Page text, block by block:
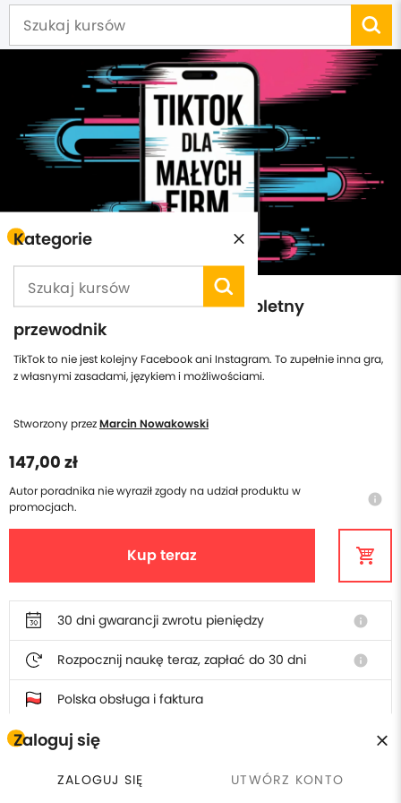
Kategorie
Zaloguj się
ZALOGUJ SIĘ UTWÓRZ KONTO
TikTok dla Małych Firm - kompletny
przewodnik
TikTok to nie jest kolejny Facebook ani Instagram. To zupełnie inna gra,
z własnymi zasadami, językiem i możliwościami.
Stworzony przezMarcin Nowakowski
147,00 zł
Autor poradnika nie wyraził zgody na udział produktu w
promocjach.
info
Kup teraz
30 dni gwarancji zwrotu pieniędzy info
Rozpocznij naukę teraz, zapłać do 30 dni info
Polska obsługa i faktura